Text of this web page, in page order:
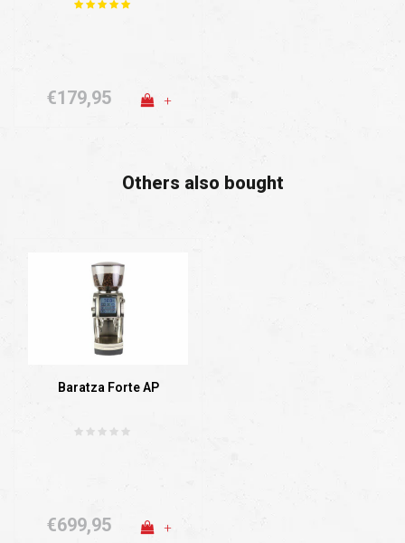
€179,95 +
Others also bought
Baratza Forte AP
€699,95 +